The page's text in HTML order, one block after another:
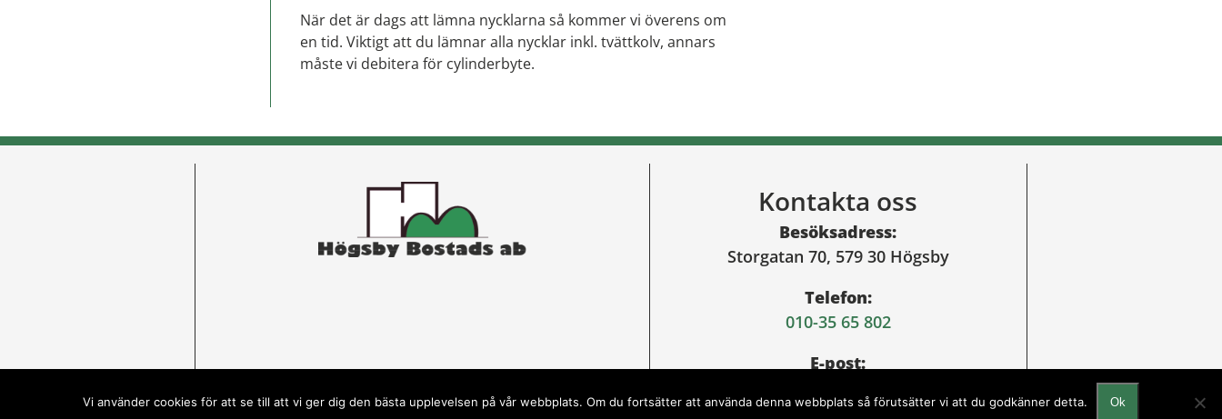
När det är dags att lämna nycklarna så kommer vi överens om
en tid. Viktigt att du lämnar alla nycklar inkl. tvättkolv, annars
måste vi debitera för cylinderbyte.
Kontakta oss
Besöksadress:
Storgatan 70, 579 30 Högsby
Telefon:
010-35 65 802
E-post:
Webbdesign och utveckling av Novitell AB
Vi använder cookies för att se till att vi ger dig den bästa upplevelsen på vår webbplats. Om du fortsätter att använda denna webbplats så förutsätter vi att du godkänner detta. Ok